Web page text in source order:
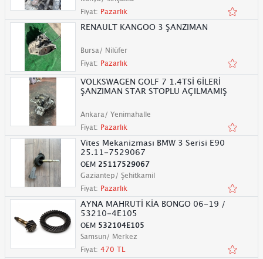
Fiyat: Pazarlık
RENAULT KANGOO 3 ŞANZIMAN
Bursa/ Nilüfer
Fiyat: Pazarlık
VOLKSWAGEN GOLF 7 1.4TSİ 6İLERİ
ŞANZIMAN STAR STOPLU AÇILMAMIŞ
Ankara/ Yenimahalle
Fiyat: Pazarlık
Vites Mekanizması BMW 3 Serisi E90
25.11-7529067
OEM 25117529067
Gaziantep/ Şehitkamil
Fiyat: Pazarlık
AYNA MAHRUTİ KİA BONGO 06-19 /
53210-4E105
OEM 532104E105
Samsun/ Merkez
Fiyat: 470 TL